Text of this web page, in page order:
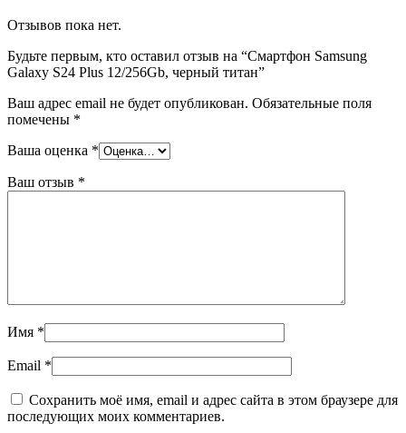
Отзывов пока нет.
Будьте первым, кто оставил отзыв на “Смартфон Samsung
Galaxy S24 Plus 12/256Gb, черный титан”
Ваш адрес email не будет опубликован. Обязательные поля
помечены *
Ваша оценка *
Ваш отзыв *
Имя *
Email *
Сохранить моё имя, email и адрес сайта в этом браузере для
последующих моих комментариев.